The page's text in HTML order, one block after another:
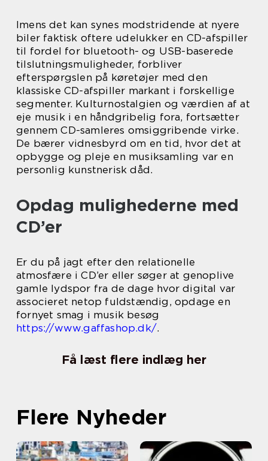
Imens det kan synes modstridende at nyere
biler faktisk oftere udelukker en CD-afspiller
til fordel for bluetooth- og USB-baserede
tilslutningsmuligheder, forbliver
efterspørgslen på køretøjer med den
klassiske CD-afspiller markant i forskellige
segmenter. Kulturnostalgien og værdien af at
eje musik i en håndgribelig fora, fortsætter
gennem CD-samleres omsiggribende virke.
De bærer vidnesbyrd om en tid, hvor det at
opbygge og pleje en musiksamling var en
personlig kunstnerisk dåd.
Opdag mulighederne med
CD’er
Er du på jagt efter den relationelle
atmosfære i CD’er eller søger at genoplive
gamle lydspor fra de dage hvor digital var
associeret netop fuldstændig, opdage en
fornyet smag i musik besøg
https://www.gaffashop.dk/.
Få læst flere indlæg her
Flere Nyheder